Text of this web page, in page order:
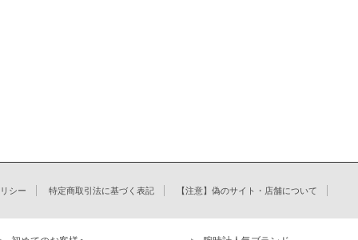
シー 特定商取引法に基づく表記 【注意】偽のサイト・店舗について